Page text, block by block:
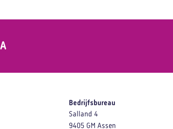
Bedrijfsbureau
Salland 4
9405 GM Assen